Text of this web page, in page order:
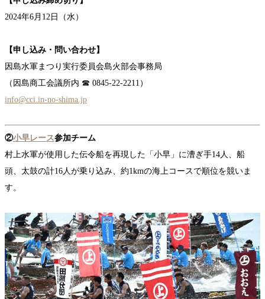
2024年6月12日（水）
【申し込み・問い合わせ】
因島水軍まつり実行委員会島火部会事務局
（因島商工会議所内 ☎ 0845-22-2211）
info@cci.in-no-shima.jp
②小早レース参加チーム
村上水軍が使用した伝令船を再現した「小早」に漕ぎ手14人、船
頭、太鼓の計16人が乗り込み、約1kmの海上コースで順位を競いま
す。